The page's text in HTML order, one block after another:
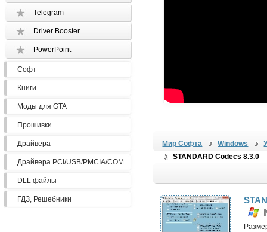
Telegram
Driver Booster
PowerPoint
Софт
Книги
Моды для GTA
Прошивки
Драйвера
Драйвера PCI/USB/PMCIA/COM
DLL файлы
ГДЗ, Решебники
Мир Софта Windows
STANDARD Codecs 8.3.0